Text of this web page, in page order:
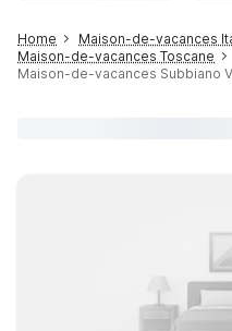
Home
Maison-de-vacances
Maison-de-vacances Toscane
Maison-de-vacances Subbiano